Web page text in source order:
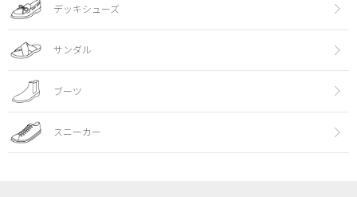
デッキシューズ
サンダル
ブーツ
スニーカー